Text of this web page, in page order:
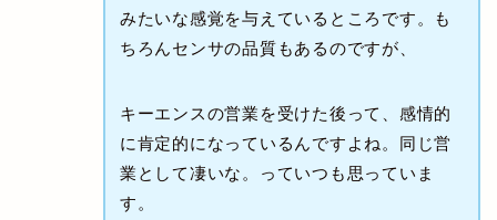
みたいな感覚を与えているところです。も
ちろんセンサの品質もあるのですが、
キーエンスの営業を受けた後って、感情的
に肯定的になっているんですよね。同じ営
業として凄いな。っていつも思っていま
す。